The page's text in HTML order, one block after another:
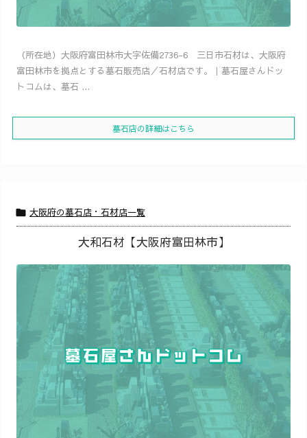
（所在地）大阪府富田林市大字佐備2736-6 三日市石材は、大阪府
富田林市を拠点とする墓石販売店／石材店です。｜墓石屋さんドッ
トコムは、墓石 ...
墓石店の詳細はこちら
 大阪府の墓石店・石材店一覧
大和石材【大阪府富田林市】